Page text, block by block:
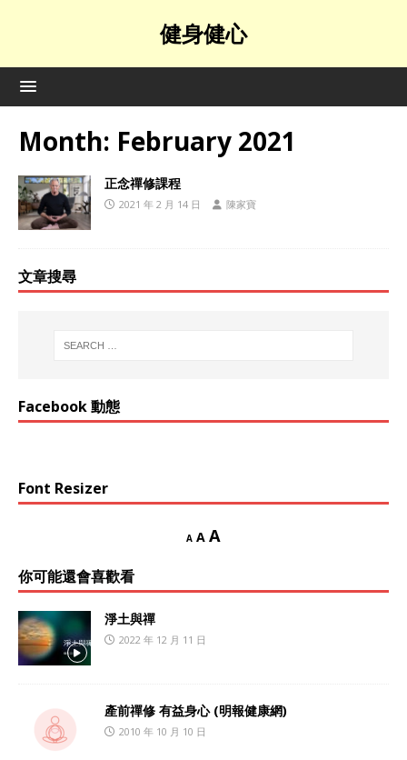
健身健心
Month: February 2021
正念禪修課程
2021 年 2 月 14 日 陳家寶
文章搜尋
Facebook 動態
Font Resizer
A A A
你可能還會喜歡看
淨土與禪
2022 年 12 月 11 日
產前禪修 有益身心 (明報健康網)
2010 年 10 月 10 日